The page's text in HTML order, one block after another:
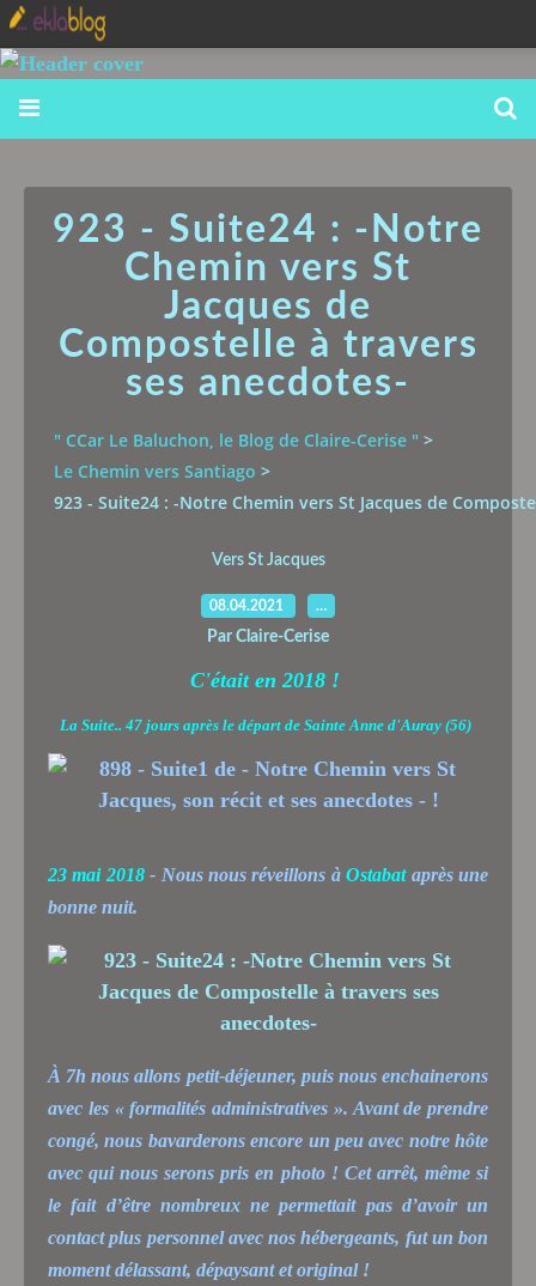
923 - Suite24 : -Notre
Chemin vers St
Jacques de
Compostelle à travers
ses anecdotes-
" CCar Le Baluchon, le Blog de Claire-Cerise " >
Le Chemin vers Santiago >
923 - Suite24 : -Notre Chemin vers St Jacques de
Vers St Jacques
08.04.2021 …
Par Claire-Cerise
C'était en 2018 !
La Suite.. 47 jours après le départ de Sainte Anne d'Auray (56)
23 mai 2018- Nous nous réveillons àOstabataprès une
bonne nuit.
À 7h nous allons petit-déjeuner, puis nous enchainerons
avec les « formalités administratives ». Avant de prendre
congé, nous bavarderons encore un peu avec notre hôte
avec qui nous serons pris en photo ! Cet arrêt, même si
le fait d’être nombreux ne permettait pas d’avoir un
contact plus personnel avec nos hébergeants, fut un bon
moment délassant, dépaysant et original !